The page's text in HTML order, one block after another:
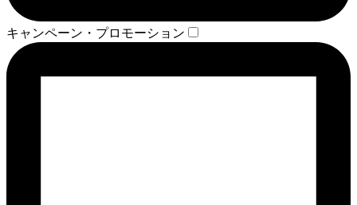
キャンペーン・プロモーション